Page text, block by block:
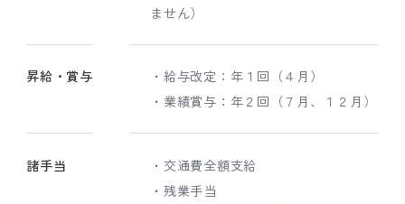
ません）
昇給・賞与
・給与改定：年１回（４月）
・業績賞与：年２回（７月、１２月）
諸手当
・交通費全額支給
・残業手当